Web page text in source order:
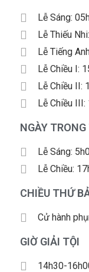
Lễ Sáng:
Lễ Thiếu
Lễ Tiếng
Lễ Chiều I:
Lễ Chiều II:
Lễ Chiều III:
NGÀY
Lễ Sáng:
Lễ Chiều:
CHIỀU THỨ
Cử hành
GIỜ GIẢI TỘI
14h30-